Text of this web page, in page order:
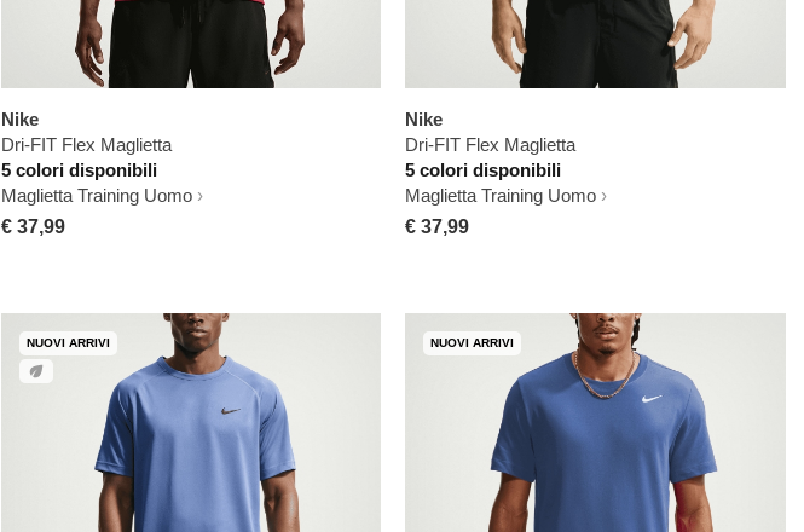
Nike
Dri-FIT Flex Maglietta
5 colori disponibili
Maglietta Training Uomo
€ 37,99
Nike
Dri-FIT Flex Maglietta
5 colori disponibili
Maglietta Training Uomo
€ 37,99
NUOVI ARRIVI NUOVI ARRIVI